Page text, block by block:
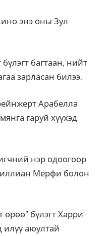
энэ оны Зул
багтаан, нийт
зарласан билээ.
Арабелла
гаруй хүүхэд
нэр одоогоор
Мерфи болон
өрөө” бүлэгт Харри
илүү аюултай